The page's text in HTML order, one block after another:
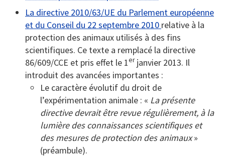
La directive 2010/63/UE du Parlement européenne
et du Conseil du 22 septembre 2010 relative à la
protection des animaux utilisés à des fins
scientifiques. Ce texte a remplacé la directive
86/609/CCE et pris effet le 1erjanvier 2013. Il
introduit des avancées importantes :
­Le caractère évolutif du droit de
l’expérimentation animale : « La présente
directive devrait être revue régulièrement, à la
lumière des connaissances scientifiques et
des mesures de protection des animaux»
(préambule).